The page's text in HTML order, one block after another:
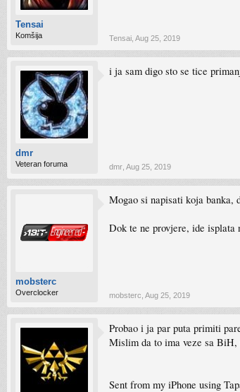
Tensai
Komšija Tensai Aug 25, 2019
dmr
Veteran foruma
i ja sam digo sto se tice
dmr Aug 25, 2019
mobsterc
Overclocker
Mogao si napisati koja banka,
Dok te ne provjere, ide isplata
mobsterc Aug 25, 2019
Probao i ja par puta primiti
Mislim da to ima veze sa
Sent from my iPhone using